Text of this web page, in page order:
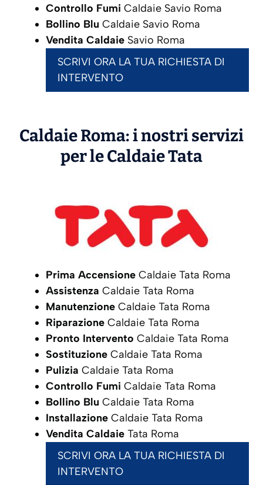
Controllo Fumi Caldaie Savio Roma
Bollino Blu Caldaie Savio Roma
Vendita Caldaie Savio Roma
SCRIVI ORA LA TUA RICHIESTA DI
INTERVENTO
Caldaie Roma: i nostri servizi
per le CaldaieTata
Prima Accensione Caldaie Tata Roma
Assistenza Caldaie Tata Roma
Manutenzione Caldaie Tata Roma
Riparazione Caldaie Tata Roma
Pronto Intervento Caldaie Tata Roma
Sostituzione Caldaie Tata Roma
Pulizia Caldaie Tata Roma
Controllo Fumi Caldaie Tata Roma
Bollino Blu Caldaie Tata Roma
Installazione Caldaie Tata Roma
Vendita Caldaie Tata Roma
SCRIVI ORA LA TUA RICHIESTA DI
INTERVENTO